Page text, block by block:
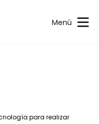
Menú
para realizar